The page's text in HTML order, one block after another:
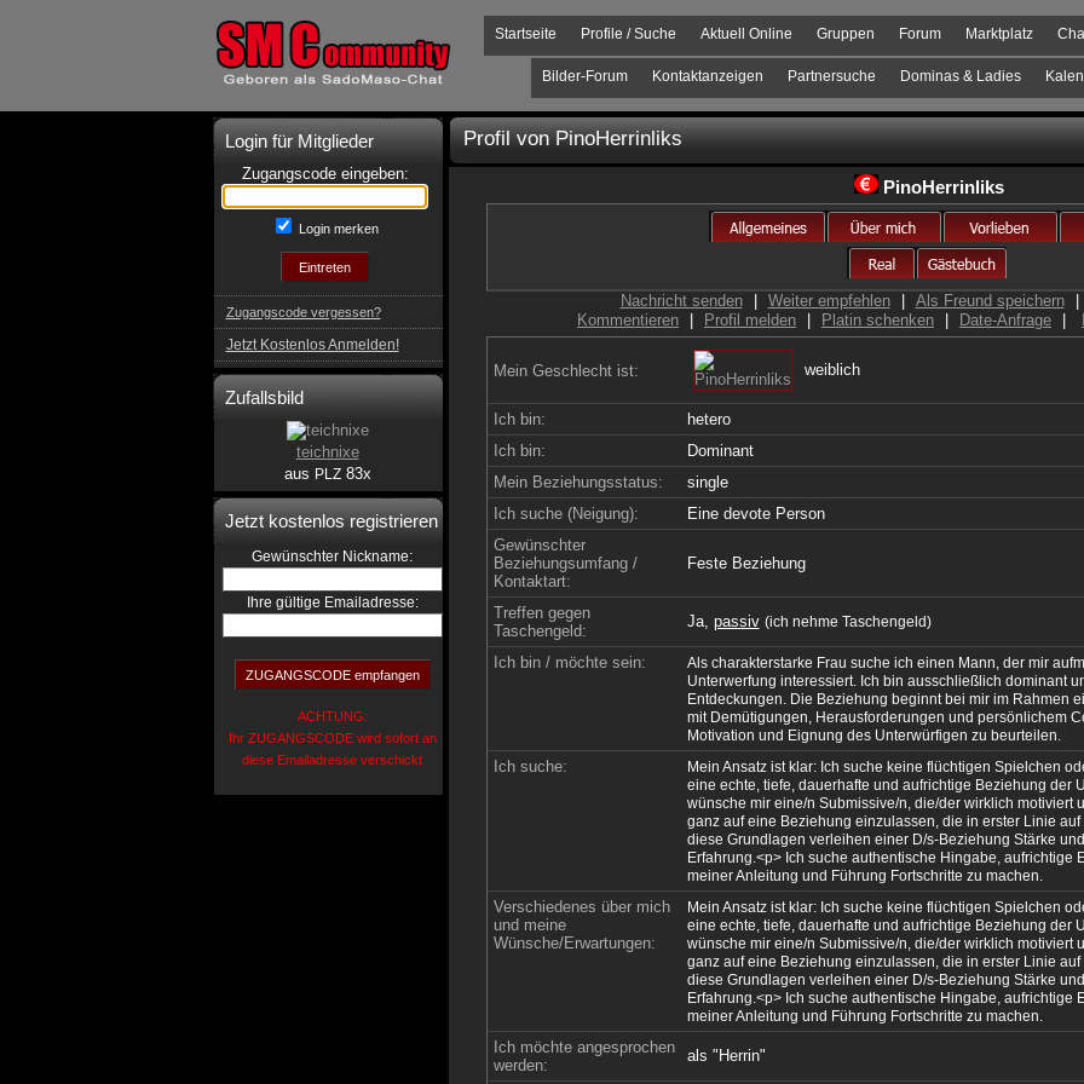
Marktplatz
Forum
Gruppen
Aktuell Online
Profile / Suche
Startseite
Dominas & Ladies
Partnersuche
Kontaktanzeigen
Bilder-Forum
Login für Mitglieder
Zugangscode eingeben:
Login merken
Zugangscode vergessen?
Jetzt Kostenlos Anmelden!
Zufallsbild
teichnixe
aus PLZ83x
Jetzt kostenlos registrieren
Gewünschter Nickname:
Ihre gültige Emailadresse:
ACHTUNG:
Ihr ZUGANGSCODE wird sofort an
diese Emailadresse verschickt
Profil vonPinoHerrinliks
PinoHerrinliks
Nachricht senden Weiter empfehlen Als Freund speichern
Kommentieren
Profil melden Platin schenken Date-Anfrage
Mein Geschlecht ist: weiblich
Ich bin:
hetero
Ich bin:
Dominant
Mein Beziehungsstatus:
single
Ich suche (Neigung):
Eine devote Person
Gewünschter
Beziehungsumfang /
Kontaktart:
Feste Beziehung
Treffen gegen
Taschengeld:
Ja, passiv (ich nehme Taschengeld)
Ich bin / möchte sein:
Als charakterstarke Frau suche ich einen Mann, der mir
Unterwerfung interessiert. Ich bin ausschließlich dominant
Entdeckungen. Die Beziehung beginnt bei mir im Rahmen
mit Demütigungen, Herausforderungen und persönlichem
Motivation und Eignung des Unterwürfigen zu beurteilen.
Ich suche:
Mein Ansatz ist klar: Ich suche keine flüchtigen Spielchen
eine echte, tiefe, dauerhafte und aufrichtige Beziehung der
wünsche mir eine/n Submissive/n, die/der wirklich motiviert
ganz auf eine Beziehung einzulassen, die in erster Linie
diese Grundlagen verleihen einer D/s-Beziehung Stärke
Erfahrung.<p> Ich suche authentische Hingabe, aufrichtige
meiner Anleitung und Führung Fortschritte zu machen.
Verschiedenes über mich
und meine
Wünsche/Erwartungen:
Mein Ansatz ist klar: Ich suche keine flüchtigen Spielchen
eine echte, tiefe, dauerhafte und aufrichtige Beziehung der
wünsche mir eine/n Submissive/n, die/der wirklich motiviert
ganz auf eine Beziehung einzulassen, die in erster Linie
diese Grundlagen verleihen einer D/s-Beziehung Stärke
Erfahrung.<p> Ich suche authentische Hingabe, aufrichtige
meiner Anleitung und Führung Fortschritte zu machen.
Ich möchte angesprochen
werden:
als "Herrin"